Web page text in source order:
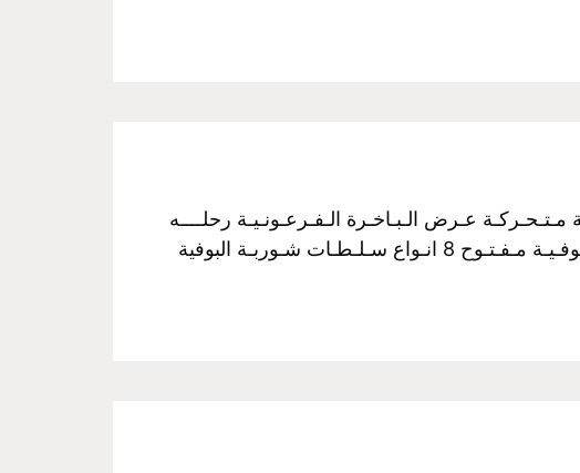
( 1 ) أجـمـل وافـخـم رحـلـة نـيـلـيـة مـتـحـركـة عـرض الـبـاخـرة الـفـرعـونـيـة رحلــــه
الغــــداء سـعـر الـفـرد :350 جـنـيـة مــن الساعـــه 3 عـصراً الـي الـسـاعـــه 5 مـسـاءً غـــداء بـوفـيـة مـفـتـوح 8 انـواع سـلـطـات شـوربـة البوفية